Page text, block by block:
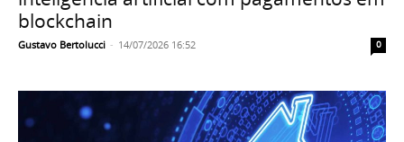
blockchain
Gustavo Bertolucci - 14/07/2026 16:52 0